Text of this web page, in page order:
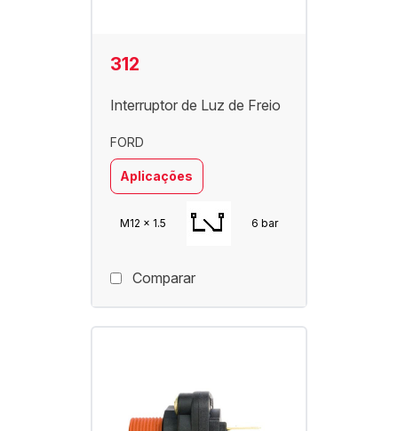
312
Interruptor de Luz de Freio
FORD
Aplicações
M12 x 1.5 6 bar
Comparar